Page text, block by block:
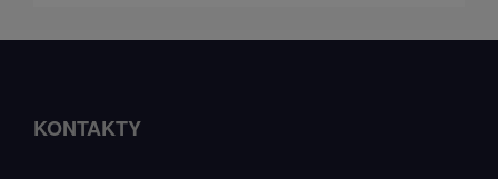
KONTAKTY